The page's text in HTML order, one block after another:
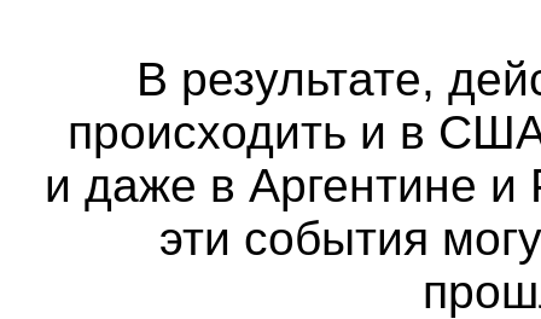
В результате,
происходить и в
и даже в Аргентине и
эти события